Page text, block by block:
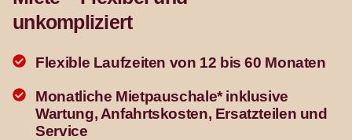
unkompliziert
Flexible Laufzeiten von 12 bis 60 Monaten
Monatliche Mietpauschale* inklusive
Wartung, Anfahrtskosten, Ersatzteilen und
Service